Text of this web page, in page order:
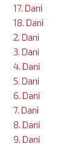
17. Dani
18. Dani
2. Dani
3. Dani
4. Dani
5. Dani
6. Dani
7. Dani
8. Dani
9. Dani